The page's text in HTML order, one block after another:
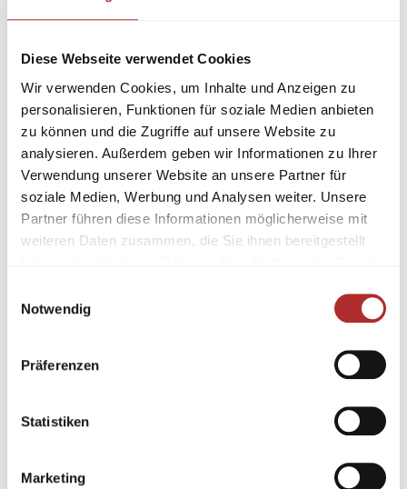
Diese Webseite verwendet Cookies
Wir verwenden Cookies, um Inhalte und Anzeigen zu
personalisieren, Funktionen für soziale Medien anbieten
zu können und die Zugriffe auf unsere Website zu
analysieren. Außerdem geben wir Informationen zu Ihrer
Verwendung unserer Website an unsere Partner für
soziale Medien, Werbung und Analysen weiter. Unsere
Partner führen diese Informationen möglicherweise mit
weiteren Daten zusammen, die Sie ihnen bereitgestellt
Notwendig
Präferenzen
Statistiken
Marketing